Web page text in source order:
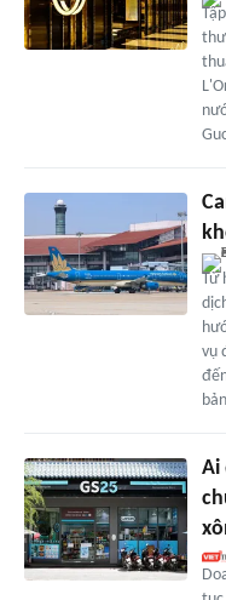
Từ
vụ
Ai